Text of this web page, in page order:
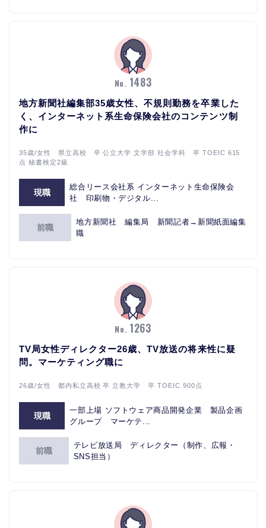
No. 1483
地方新聞社編集部35歳女性、不規則勤務を卒業した
く、インターネット系生命保険会社のコンテンツ制
作に
35歳/女性 県立高校 卒 公立大学 文学部 社会学科 卒 TOEIC 615
点 秘書検定2級
現職
総合リース会社系 インターネット生命保険会
社 印刷物・デジタル...
前職
地方新聞社 編集局 新聞記者→新聞紙面編集
職
No. 1263
TV局女性ディレクター26歳、TV放送の将来性に疑
問。マーケティング職に
26歳/女性 都内私立高校 卒 立教大学 卒 TOEIC 900点
現職
一部上場 ソフトウェア商品開発企業 製品企画
グループ マーケテ...
前職
テレビ放送局 ディレクター（制作、広報・
SNS担当）